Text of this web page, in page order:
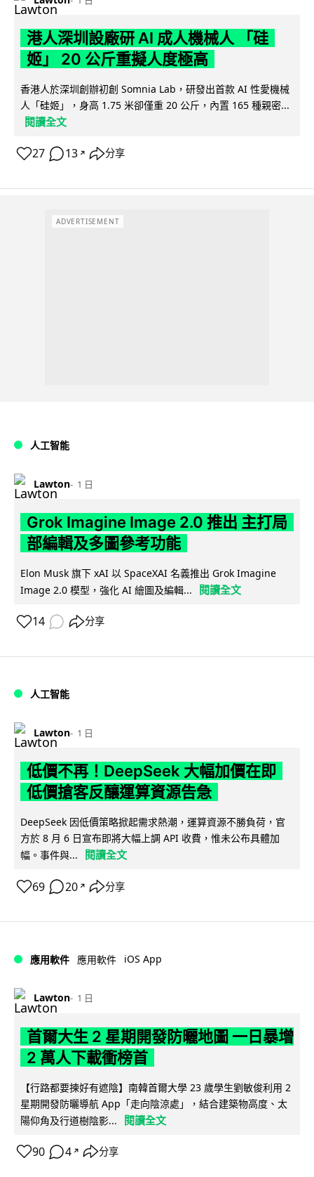
港人深圳設廠研 AI 成人機械人 「硅
姬」 20 公斤重擬人度極高
香港人於深圳創辦初創 Somnia Lab，研發出首款 AI 性愛機械
人「硅姬」，身高 1.75 米卻僅重 20 公斤，內置 165 種親密...
閱讀全文
27 13 ↗ 分享
ADVERTISEMENT
人工智能
Lawton 1 日
Grok Imagine Image 2.0 推出 主打局
部編輯及多圖參考功能
Elon Musk 旗下 xAI 以 SpaceXAI 名義推出 Grok Imagine
Image 2.0 模型，強化 AI 繪圖及編輯...
閱讀全文
14 分享
人工智能
Lawton 1 日
低價不再！DeepSeek 大幅加價在即
低價搶客反釀運算資源告急
DeepSeek 因低價策略掀起需求熱潮，運算資源不勝負荷，官
方於 8 月 6 日宣布即將大幅上調 API 收費，惟未公布具體加
幅。事件與...
閱讀全文
69 20 ↗ 分享
應用軟件 應用軟件 iOS App
Lawton 1 日
首爾大生 2 星期開發防曬地圖 一日暴增
2 萬人下載衝榜首
【行路都要揀好有遮陰】南韓首爾大學 23 歲學生劉敏俊利用 2
星期開發防曬導航 App「走向陰涼處」，結合建築物高度、太
陽仰角及行道樹陰影...
閱讀全文
90 4 ↗ 分享